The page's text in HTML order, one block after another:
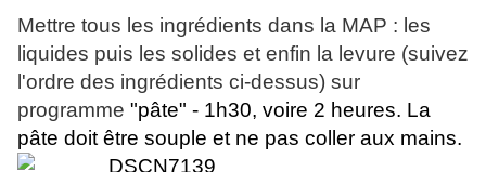
Mettre tous les ingrédients dans la MAP : les
liquides puis les solides et enfin la levure (suivez
l'ordre des ingrédients ci-dessus) sur
programme "pâte" - 1h30, voire 2 heures. La
pâte doit être souple et ne pas coller aux mains.